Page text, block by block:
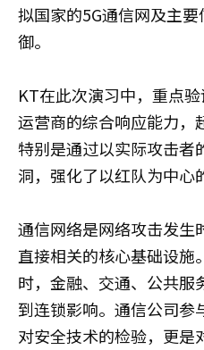
拟国家的5G通信网及主
御。
KT在此次演习中，重点
运营商的综合响应能力，
特别是通过以实际攻击者
洞，强化了以红队为中心
通信网络是网络攻击发生
直接相关的核心基础设施
时，金融、交通、公共服
到连锁影响。通信公司参
对安全技术的检验，更是